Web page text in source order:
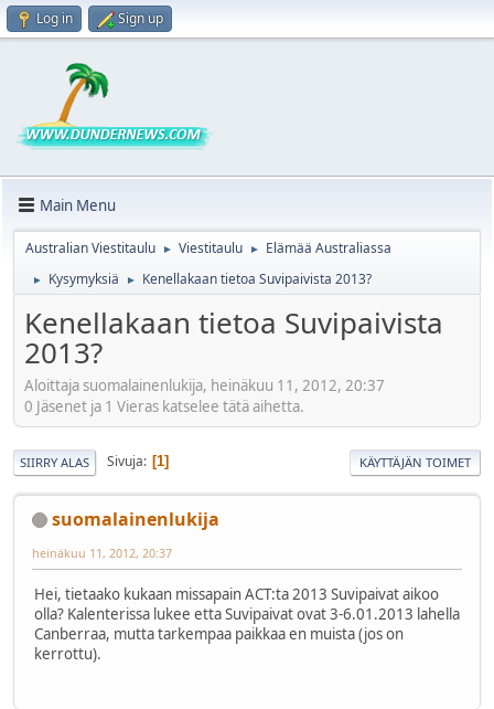
Log in Sign up
Main Menu
Australian Viestitaulu ► Viestitaulu ► Elämää Australiassa
► Kysymyksiä ► Kenellakaan tietoa Suvipaivista 2013?
Kenellakaan tietoa Suvipaivista
2013?
Aloittaja suomalainenlukija, heinäkuu 11, 2012, 20:37
0 Jäsenet ja 1 Vieras katselee tätä aihetta.
SIIRRY ALAS Sivuja 1 KÄYTTÄJÄN TOIMET
suomalainenlukija
heinäkuu 11, 2012, 20:37
Hei, tietaako kukaan missapain ACT:ta 2013 Suvipaivat aikoo
olla? Kalenterissa lukee etta Suvipaivat ovat 3-6.01.2013 lahella
Canberraa, mutta tarkempaa paikkaa en muista (jos on
kerrottu).